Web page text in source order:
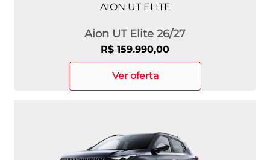
AION UT ELITE
Aion UT Elite 26/27
R$ 159.990,00
ver oferta